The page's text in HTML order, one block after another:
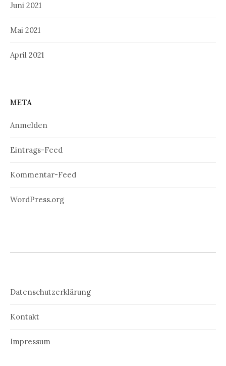
Juni 2021
Mai 2021
April 2021
META
Anmelden
Eintrags-Feed
Kommentar-Feed
WordPress.org
Datenschutzerklärung
Kontakt
Impressum